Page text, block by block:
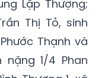
Thạnh và
1/4 Phan
Thượng 1, xã